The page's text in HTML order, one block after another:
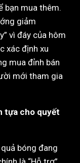
bạn mua thêm.
giảm
vì đáy của hôm
xác định xu
mua đỉnh bán
mới tham gia
tựa cho quyết
bóng đang